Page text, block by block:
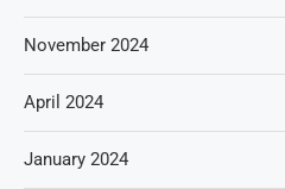
November 2024
April 2024
January 2024